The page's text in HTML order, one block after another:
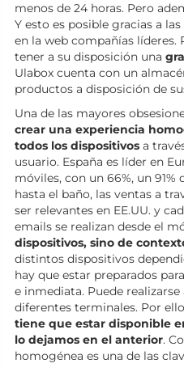
menos de 24 horas. Pero
Y esto es posible gracias a
en la web compañías
tener a su disposición una
Ulabox cuenta con un
productos a disposición de
Una de las mayores
crear una experiencia
todos los dispositivos a
usuario. España es líder en
móviles, con un 66%, un 91%
hasta el baño, las ventas a
ser relevantes en EE.UU. y
emails se realizan desde el
dispositivos, sino de
distintos dispositivos
hay que estar preparados
e inmediata. Puede
diferentes terminales. Por
tiene que estar disponible
lo dejamos en el anterior.
homogénea es una de las